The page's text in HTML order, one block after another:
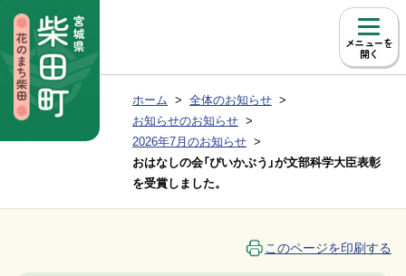
メニュー
Group NAV BreadCrumb
現在位置：
ホーム
全体のお知らせ
お知らせのお知らせ
2026年7月のお知らせ
おはなしの会「ぴいかぶう」が文部科学大臣表彰
を受賞しました。
このページを印刷する